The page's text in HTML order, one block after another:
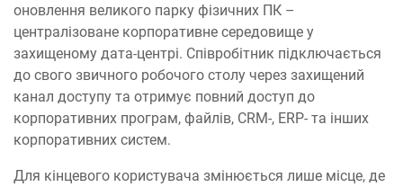
оновлення великого парку фізичних ПК –
централізоване корпоративне середовище у
захищеному дата-центрі. Співробітник підключається
до свого звичного робочого столу через захищений
канал доступу та отримує повний доступ до
корпоративних програм, файлів, CRM-, ERP- та інших
корпоративних систем.
Для кінцевого користувача змінюється лише місце, де